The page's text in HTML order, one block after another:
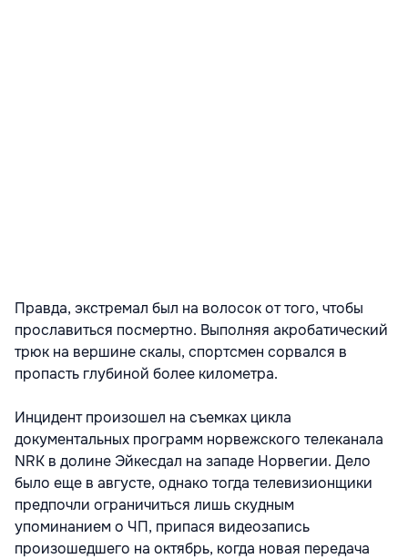
Правда, экстремал был на волосок от того, чтобы
прославиться посмертно. Выполняя акробатический
трюк на вершине скалы, спортсмен сорвался в
пропасть глубиной более километра.
Инцидент произошел на съемках цикла
документальных программ норвежского телеканала
NRK в долине Эйкесдал на западе Норвегии. Дело
было еще в августе, однако тогда телевизионщики
предпочли ограничиться лишь скудным
упоминанием о ЧП, припася видеозапись
произошедшего на октябрь, когда новая передача